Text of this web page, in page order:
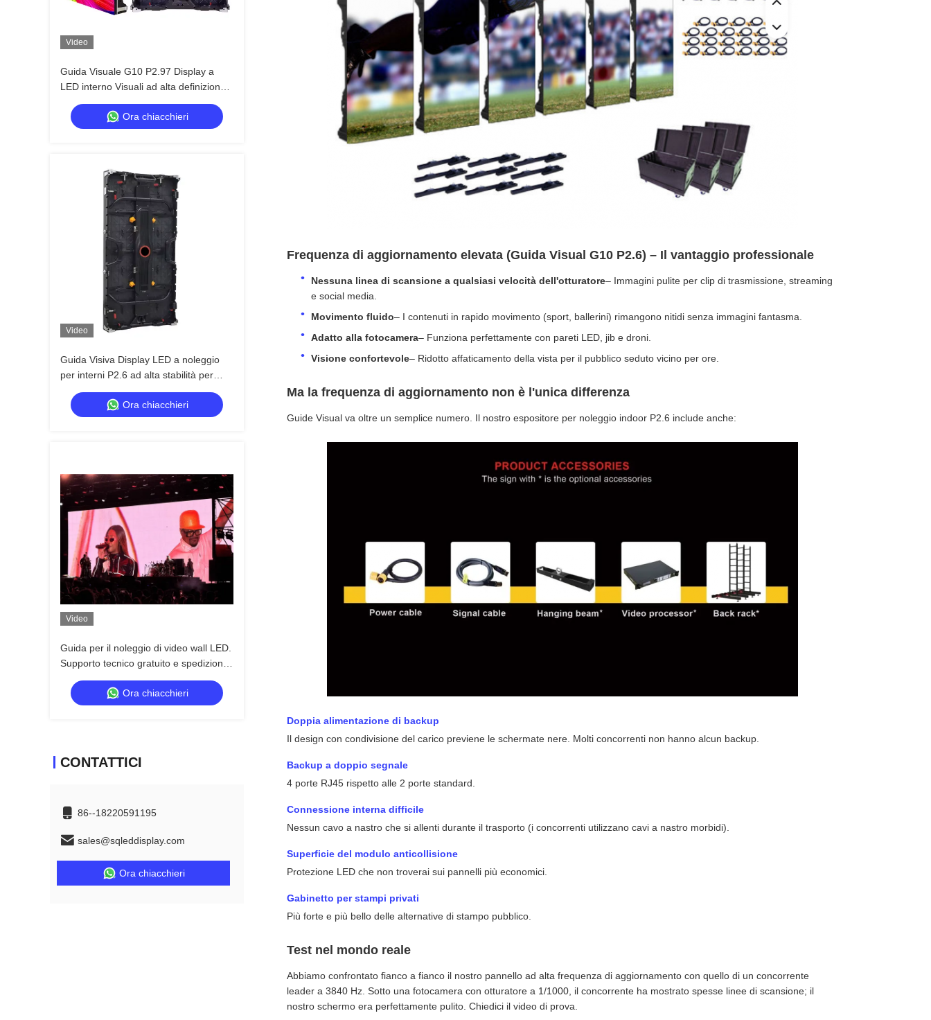
Video
Guida Visuale G10 P2.97 Display a
LED interno Visuali ad alta definizione
con affidabilità a lungo termine
Ora chiacchieri
Video
Guida Visiva Display LED a noleggio
per interni P2.6 ad alta stabilità per
concerti, doppia alimentazione di
backup 7680Hz CEOra chiacchieri
Video
Guida per il noleggio di video wall LED.
Supporto tecnico gratuito e spedizione
globale.
Ora chiacchieri
CONTATTICI
86--18220591195
sales@sqleddisplay.com
Ora chiacchieri
Frequenza di aggiornamento elevata (Guida Visual G10 P2.6) – Il vantaggio professionale
Nessuna linea di scansione a qualsiasi velocità dell'otturatore– Immagini pulite per clip di trasmissione, streaming
e social media.
Movimento fluido– I contenuti in rapido movimento (sport, ballerini) rimangono nitidi senza immagini fantasma.
Adatto alla fotocamera– Funziona perfettamente con pareti LED, jib e droni.
Visione confortevole– Ridotto affaticamento della vista per il pubblico seduto vicino per ore.
Ma la frequenza di aggiornamento non è l'unica differenza
Guide Visual va oltre un semplice numero. Il nostro espositore per noleggio indoor P2.6 include anche:
Doppia alimentazione di backup
Il design con condivisione del carico previene le schermate nere. Molti concorrenti non hanno alcun backup.
Backup a doppio segnale
4 porte RJ45 rispetto alle 2 porte standard.
Connessione interna difficile
Nessun cavo a nastro che si allenti durante il trasporto (i concorrenti utilizzano cavi a nastro morbidi).
Superficie del modulo anticollisione
Protezione LED che non troverai sui pannelli più economici.
Gabinetto per stampi privati
Più forte e più bello delle alternative di stampo pubblico.
Test nel mondo reale
Abbiamo confrontato fianco a fianco il nostro pannello ad alta frequenza di aggiornamento con quello di un concorrente
leader a 3840 Hz. Sotto una fotocamera con otturatore a 1/1000, il concorrente ha mostrato spesse linee di scansione; il
nostro schermo era perfettamente pulito. Chiedici il video di prova.